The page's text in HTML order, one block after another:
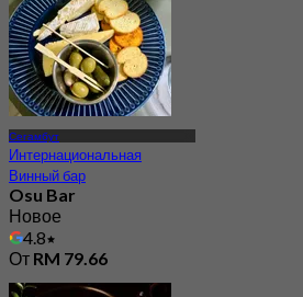
Сегамбут
Интернациональная
Винный бар
Osu Bar
Новое
4.8
От RM 79.66